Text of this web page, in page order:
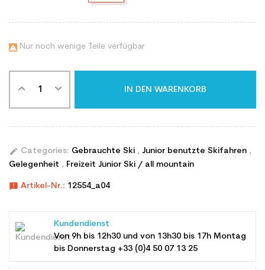
 Nur noch wenige Teile verfügbar
IN DEN WARENKORB
edit Categories: Gebrauchte Ski , Junior benutzte Skifahren ,
Gelegenheit , Freizeit Junior Ski / all mountain
announcement Artikel-Nr.: 12554_a04
Kundendienst
Von 9h bis 12h30 und von 13h30 bis 17h Montag
bis Donnerstag +33 (0)4 50 07 13 25